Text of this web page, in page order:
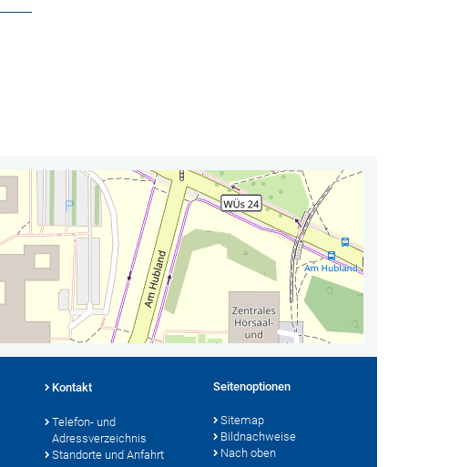
Kontakt
Telefon- und
Adressverzeichnis
Standorte und Anfahrt
Seitenoptionen
Sitemap
Bildnachweise
Nach oben